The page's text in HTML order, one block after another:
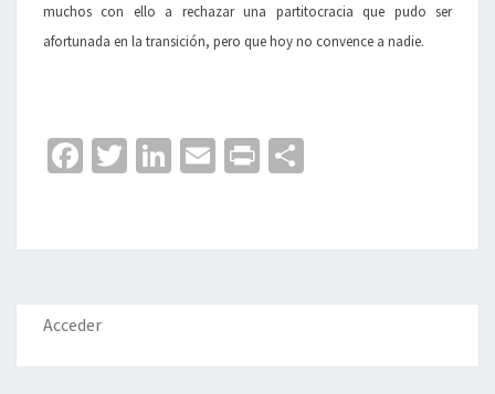
muchos con ello a rechazar una partitocracia que pudo ser
afortunada en la transición, pero que hoy no convence a nadie.
Fa
o
o
k
T
er
Li
dI
n
E
l
Pr
p
ar
Acceder